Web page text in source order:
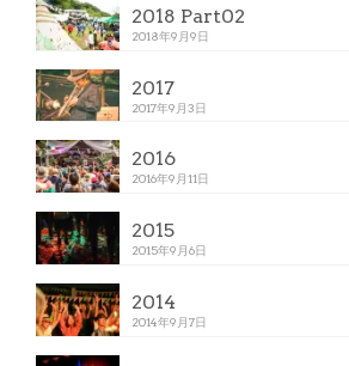
2018 Part02
2018年9月9日
2017
2017年9月3日
2016
2016年9月11日
2015
2015年9月6日
2014
2014年9月7日